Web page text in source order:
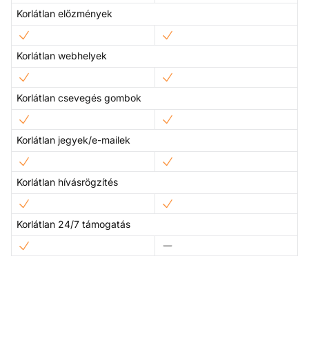
Korlátlan előzmények
Korlátlan webhelyek
Korlátlan csevegés gombok
Korlátlan jegyek/e-mailek
Korlátlan hívásrögzítés
Korlátlan 24/7 támogatás